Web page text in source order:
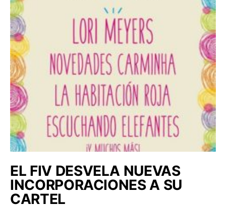
EL FIV DESVELA NUEVAS
INCORPORACIONES A SU
CARTEL